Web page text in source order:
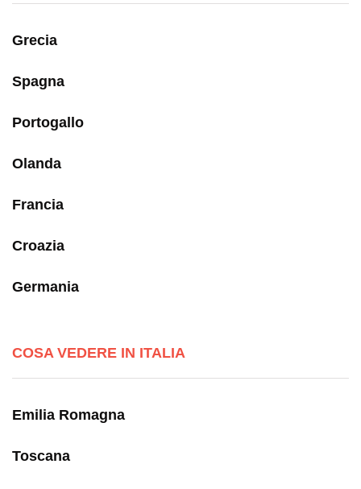
Grecia
Spagna
Portogallo
Olanda
Francia
Croazia
Germania
COSA VEDERE IN ITALIA
Emilia Romagna
Toscana